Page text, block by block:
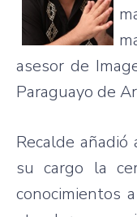
asesor de
Paraguayo de
Recalde
su cargo la
conocimientos